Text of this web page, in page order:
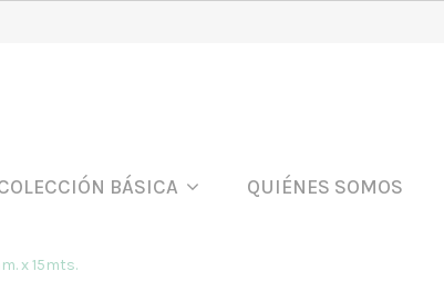
BÁSICA QUIÉNES SOMOS
x 15mts.